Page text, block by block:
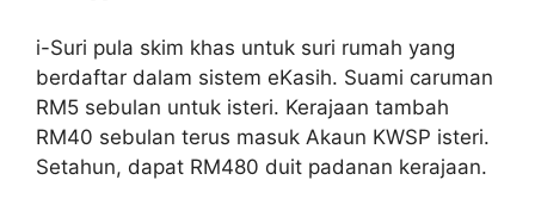
i-Suri pula skim khas untuk suri rumah yang
berdaftar dalam sistem eKasih. Suami caruman
RM5 sebulan untuk isteri. Kerajaan tambah
RM40 sebulan terus masuk Akaun KWSP isteri.
Setahun, dapat RM480 duit padanan kerajaan.